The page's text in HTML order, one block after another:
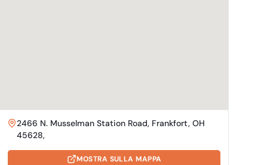
2466 N. Musselman Station Road, Frankfort, OH
45628,
MOSTRA SULLA MAPPA